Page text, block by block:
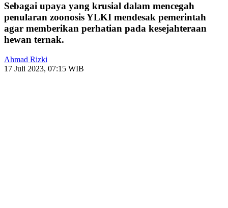
Sebagai upaya yang krusial dalam mencegah
penularan zoonosis YLKI mendesak pemerintah
agar memberikan perhatian pada kesejahteraan
hewan ternak.
Ahmad Rizki
17 Juli 2023, 07:15 WIB